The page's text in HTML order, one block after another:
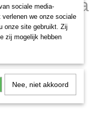
XXL mega
sociale media-
we onze sociale
onze site gebruikt. Zij
zij mogelijk hebben
Nee, niet akkoord